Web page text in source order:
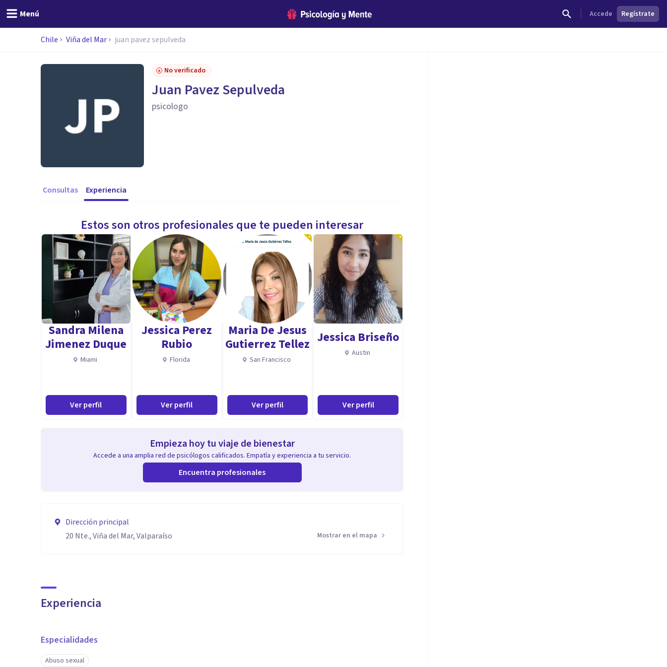
Menú Accede Regístrate
Chile Viña del Mar juan pavez sepulveda
No verificado
Juan Pavez Sepulveda
psicologo
Consultas Experiencia
Estos son otros profesionales que te pueden interesar
Sandra Milena
Jimenez Duque
Miami
Ver perfil
Jessica Perez
Rubio
Florida
Ver perfil
Maria De Jesus
Gutierrez Tellez
San Francisco
Ver perfil
Jessica Briseño
Austin
Ver perfil
Empieza hoy tu viaje de bienestar
Accede a una amplia red de psicólogos calificados. Empatía y experiencia a tu servicio.
Encuentra profesionales
Dirección principal
20 Nte., Viña del Mar, Valparaíso
Mostrar en el mapa
Experiencia
Especialidades
Abuso sexual